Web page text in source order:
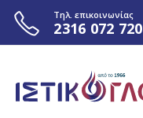
Τηλ. επικοινωνίας
2316 072 720